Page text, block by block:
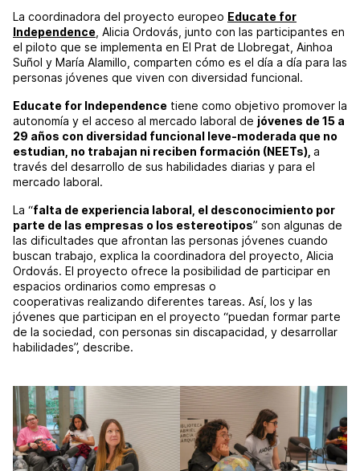
La coordinadora del proyecto europeo Educate for
Independence , Alicia Ordovás, junto con las participantes en
el piloto que se implementa en El Prat de Llobregat, Ainhoa
Suñol y María Alamillo, comparten cómo es el día a día para las
personas jóvenes que viven con diversidad funcional.
Educate for Independence tiene como objetivo promover la
autonomía y el acceso al mercado laboral de jóvenes de 15 a
29 años con diversidad funcional leve-moderada que no
estudian, no trabajan ni reciben formación (NEETs), a
través del desarrollo de sus habilidades diarias y para el
mercado laboral.
La “falta de experiencia laboral, el desconocimiento por
parte de las empresas o los estereotipos” son algunas de
las dificultades que afrontan las personas jóvenes cuando
buscan trabajo, explica la coordinadora del proyecto, Alicia
Ordovás. El proyecto ofrece la posibilidad de participar en
espacios ordinarios como empresas o
cooperativas realizando diferentes tareas. Así, los y las
jóvenes que participan en el proyecto “puedan formar parte
de la sociedad, con personas sin discapacidad, y desarrollar
habilidades”, describe.